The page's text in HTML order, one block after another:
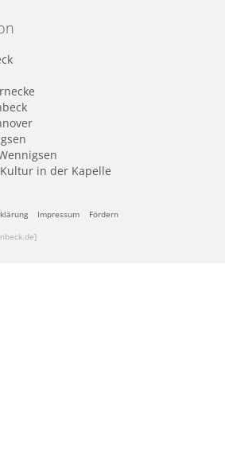
in der Kapelle
Impressum
Fördern